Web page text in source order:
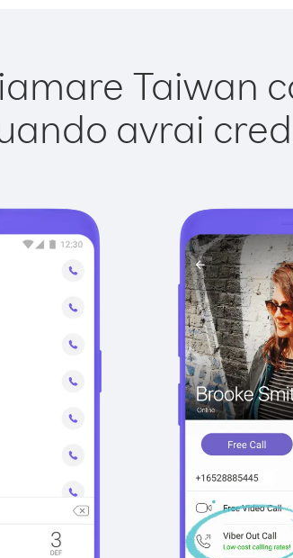
Taiwan
avrai